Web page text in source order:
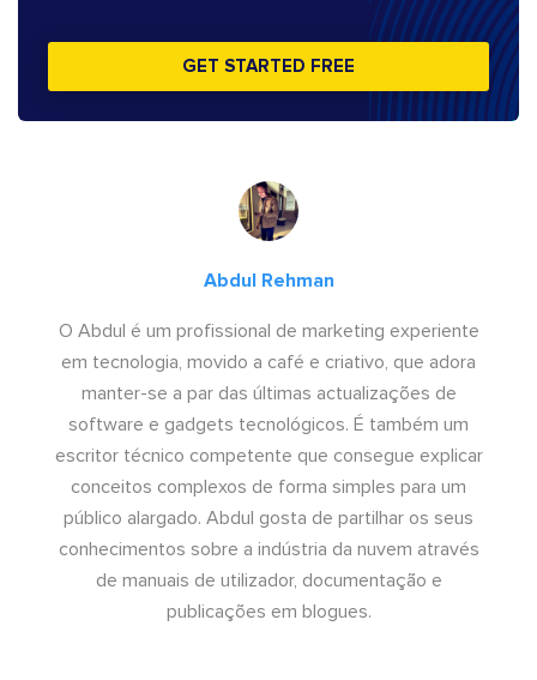
GET STARTED FREE
Abdul Rehman
O Abdul é um profissional de marketing experiente
em tecnologia, movido a café e criativo, que adora
manter-se a par das últimas actualizações de
software e gadgets tecnológicos. É também um
escritor técnico competente que consegue explicar
conceitos complexos de forma simples para um
público alargado. Abdul gosta de partilhar os seus
conhecimentos sobre a indústria da nuvem através
de manuais de utilizador, documentação e
publicações em blogues.